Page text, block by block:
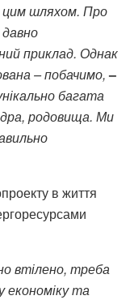
цим шляхом. Про
приклад. Однак
– побачимо, –
багата
родовища. Ми
в життя
втілено, треба
економіку та